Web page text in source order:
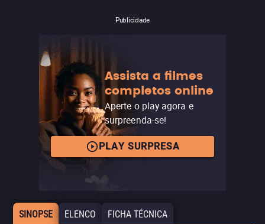
Publicidade
Assista a filmes
completos online
Aperte o play agora e
surpreenda-se!
PLAY SURPRESA
SINOPSE ELENCO FICHA TÉCNICA